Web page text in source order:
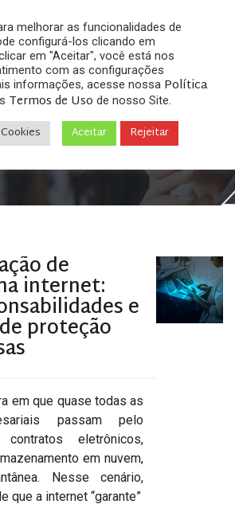
"identificação usuário"
de
internet:
e
proteção
em que quase todas as
passam pelo
eletrônicos,
em nuvem,
Nesse cenário,
que a internet “garante”
melhorar as funcionalidades de
configurá-los clicando em
em "Aceitar", você está nos
com as configurações
informações, acesse nossa Política
Termos de Uso de nosso Site.
Aceitar Rejeitar